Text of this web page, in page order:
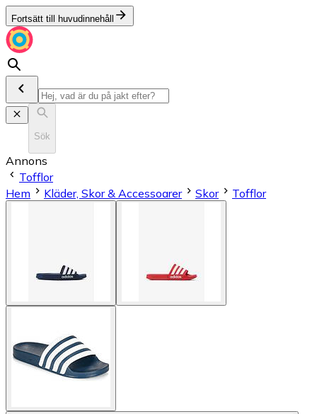
Fortsätt till huvudinnehåll
Sök
Annons
Tofflor
Hem
Kläder, Skor & Accessoarer Skor Tofflor